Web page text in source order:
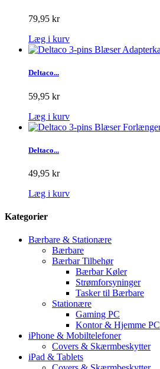
79,95 kr
Læg i kurv
Deltaco...
59,95 kr
Læg i kurv
Deltaco...
49,95 kr
Læg i kurv
Kategorier
Bærbare & Stationære
Bærbare
Bærbar Tilbehør
Bærbar Køler
Strømforsyninger
Tasker til Bærbare
Stationære
Gaming PC
Kontor & Hjemme PC
iPhone & Mobiltelefoner
Covers & Skærmbeskytter
iPad & Tablets